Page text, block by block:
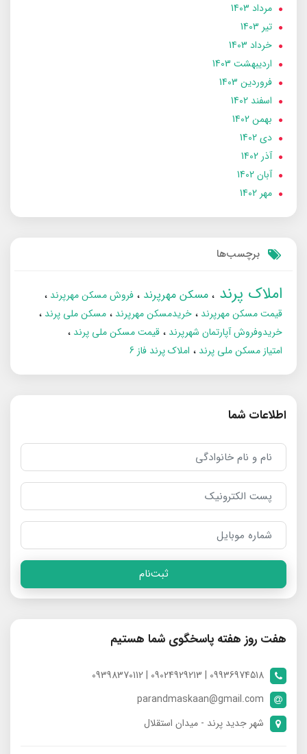
مرداد 1403
تير 1403
خرداد 1403
ارديبهشت 1403
فروردین 1403
اسفند 1402
بهمن 1402
دی 1402
آذر 1402
آبان 1402
مهر 1402
برچسب‌ها
املاک پرند مسکن مهرپرند
فروش مسکن مهرپرند
قیمت مسکن مهرپرند
خریدمسکن مهرپرند
مسکن ملی پرند
خریدوفروش آپارتمان شهرپرند
قیمت مسکن ملی پرند
امتیاز مسکن ملی پرند
املاک پرند فاز 6
اطلاعات شما
ثبت‌نام
هفت روز هفته پاسخگوی شما هستیم
09936974518 | 09024929213 | 09398370112
parandmaskaan@gmail.com
شهر جدید پرند - میدان استقلال